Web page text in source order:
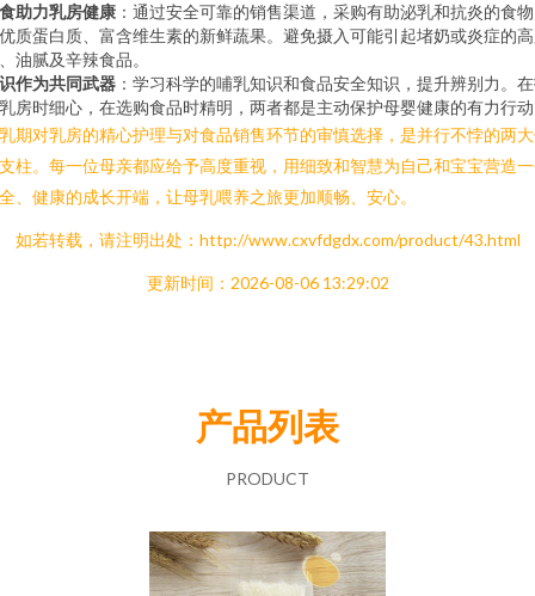
助力乳房健康 ：通过安全可靠的销售渠道，采购有助泌乳和抗炎的食
质蛋白质、富含维生素的新鲜蔬果。避免摄入可能引起堵奶或炎症的
油腻及辛辣食品。
作为共同武器 ：学习科学的哺乳知识和食品安全知识，提升辨别力。
房时细心，在选购食品时精明，两者都是主动保护母婴健康的有力行
期对乳房的精心护理与对食品销售环节的审慎选择，是并行不悖的两
柱。每一位母亲都应给予高度重视，用细致和智慧为自己和宝宝营造
、健康的成长开端，让母乳喂养之旅更加顺畅、安心。
如若转载，请注明出处：http://www.cxvfdgdx.com/product/43.html
更新时间：2026-08-06 13:29:02
产品列表
PRODUCT